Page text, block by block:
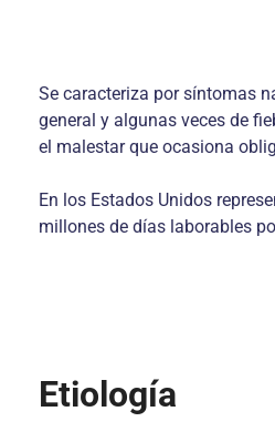
Se caracteriza por síntomas
general y algunas veces de
el malestar que ocasiona
En los Estados Unidos
millones de días laborables
Etiología